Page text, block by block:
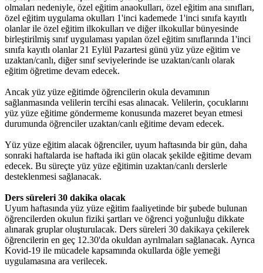
olmaları nedeniyle, özel eğitim anaokulları, özel eğitim ana sınıfları,
özel eğitim uygulama okulları 1'inci kademede 1'inci sınıfa kayıtlı
olanlar ile özel eğitim ilkokulları ve diğer ilkokullar bünyesinde
birleştirilmiş sınıf uygulaması yapılan özel eğitim sınıflarında 1'inci
sınıfa kayıtlı olanlar 21 Eylül Pazartesi günü yüz yüze eğitim ve
uzaktan/canlı, diğer sınıf seviyelerinde ise uzaktan/canlı olarak
eğitim öğretime devam edecek.
Ancak yüz yüze eğitimde öğrencilerin okula devamının
sağlanmasında velilerin tercihi esas alınacak. Velilerin, çocuklarını
yüz yüze eğitime göndermeme konusunda mazeret beyan etmesi
durumunda öğrenciler uzaktan/canlı eğitime devam edecek.
Yüz yüze eğitim alacak öğrenciler, uyum haftasında bir gün, daha
sonraki haftalarda ise haftada iki gün olacak şekilde eğitime devam
edecek. Bu süreçte yüz yüze eğitimin uzaktan/canlı derslerle
desteklenmesi sağlanacak.
Ders süreleri 30 dakika olacak
Uyum haftasında yüz yüze eğitim faaliyetinde bir şubede bulunan
öğrencilerden okulun fiziki şartları ve öğrenci yoğunluğu dikkate
alınarak gruplar oluşturulacak. Ders süreleri 30 dakikaya çekilerek
öğrencilerin en geç 12.30'da okuldan ayrılmaları sağlanacak. Ayrıca
Kovid-19 ile mücadele kapsamında okullarda öğle yemeği
uygulamasına ara verilecek.